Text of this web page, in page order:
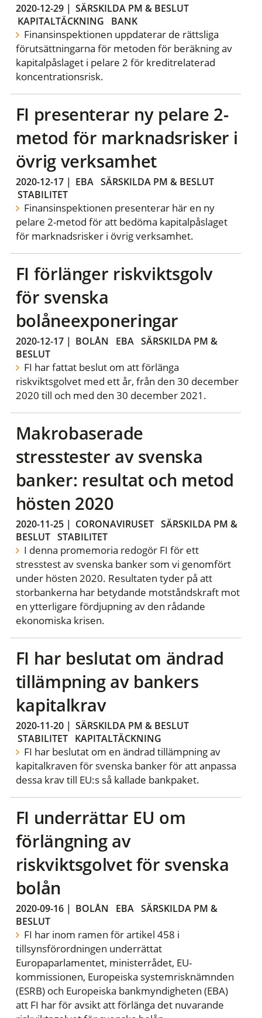
2020-12-29| SÄRSKILDA PM & BESLUT
KAPITALTÄCKNING
BANK
Finansinspektionen uppdaterar de rättsliga
förutsättningarna för metoden för beräkning av
kapitalpåslaget i pelare 2 för kreditrelaterad
koncentrationsrisk.
FI presenterar ny pelare 2-
metod för marknadsrisker i
övrig verksamhet
2020-12-17| EBA SÄRSKILDA PM & BESLUT
STABILITET
Finansinspektionen presenterar här en ny
pelare 2-metod för att bedöma kapitalpåslaget
för marknadsrisker i övrig verksamhet.
FI förlänger riskviktsgolv
för svenska
bolåneexponeringar
2020-12-17| BOLÅN EBA SÄRSKILDA PM &
BESLUT
FI har fattat beslut om att förlänga
riskviktsgolvet med ett år, från den 30 december
2020 till och med den 30 december 2021.
Makrobaserade
stresstester av svenska
banker: resultat och metod
hösten 2020
2020-11-25| CORONAVIRUSET SÄRSKILDA PM &
BESLUT STABILITET
I denna promemoria redogör FI för ett
stresstest av svenska banker som vi genomfört
under hösten 2020. Resultaten tyder på att
storbankerna har betydande motståndskraft mot
en ytterligare fördjupning av den rådande
ekonomiska krisen.
FI har beslutat om ändrad
tillämpning av bankers
kapitalkrav
2020-11-20| SÄRSKILDA PM & BESLUT
STABILITET
KAPITALTÄCKNING
FI har beslutat om en ändrad tillämpning av
kapitalkraven för svenska banker för att anpassa
dessa krav till EU:s så kallade bankpaket.
FI underrättar EU om
förlängning av
riskviktsgolvet för svenska
bolån
2020-09-16| BOLÅN EBA SÄRSKILDA PM &
BESLUT
FI har inom ramen för artikel 458 i
tillsynsförordningen underrättat
Europaparlamentet, ministerrådet, EU-
kommissionen, Europeiska systemrisknämnden
(ESRB) och Europeiska bankmyndigheten (EBA)
att FI har för avsikt att förlänga det nuvarande